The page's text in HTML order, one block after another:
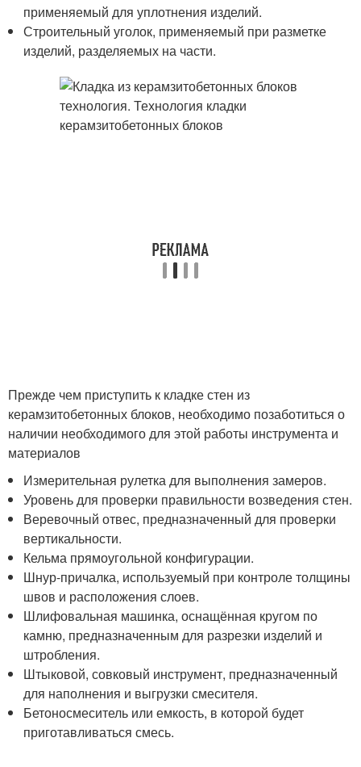
применяемый для уплотнения изделий.
Строительный уголок, применяемый при разметке
изделий, разделяемых на части.
Прежде чем приступить к кладке стен из
керамзитобетонных блоков, необходимо позаботиться о
наличии необходимого для этой работы инструмента и
материалов
Измерительная рулетка для выполнения замеров.
Уровень для проверки правильности возведения стен.
Веревочный отвес, предназначенный для проверки
вертикальности.
Кельма прямоугольной конфигурации.
Шнур-причалка, используемый при контроле толщины
швов и расположения слоев.
Шлифовальная машинка, оснащённая кругом по
камню, предназначенным для разрезки изделий и
штробления.
Штыковой, совковый инструмент, предназначенный
для наполнения и выгрузки смесителя.
Бетоносмеситель или емкость, в которой будет
приготавливаться смесь.